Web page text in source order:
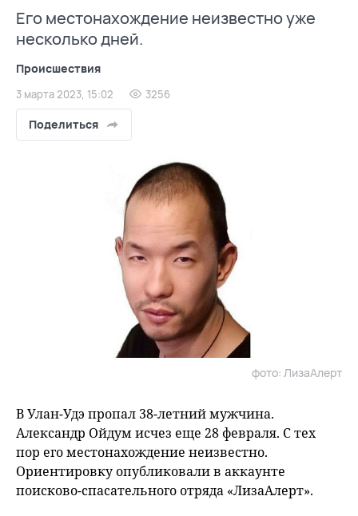
Его местонахождение неизвестно уже
несколько дней.
Происшествия
3 марта 2023, 15:02 3256
Поделиться
фото: ЛизаАлерт
В Улан-Удэ пропал 38-летний мужчина.
Александр Ойдум исчез еще 28 февраля. С тех
пор его местонахождение неизвестно.
Ориентировку опубликовали в аккаунте
поисково-спасательного отряда «ЛизаАлерт».